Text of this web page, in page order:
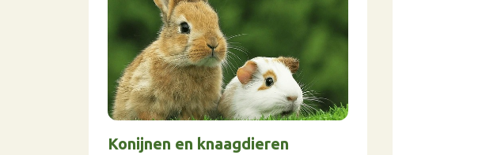
Konijnen en knaagdieren